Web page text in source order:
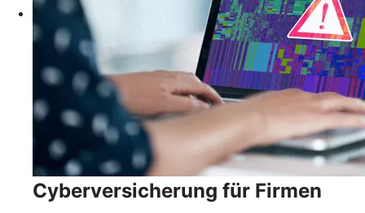
Cyberversicherung für Firmen